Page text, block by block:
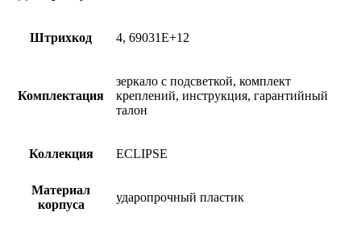
Штрихкод 4, 69031E+12
Комплектация
зеркало с подсветкой, комплект
креплений, инструкция, гарантийный
талон
Коллекция ECLIPSE
Материал
корпуса
ударопрочный пластик